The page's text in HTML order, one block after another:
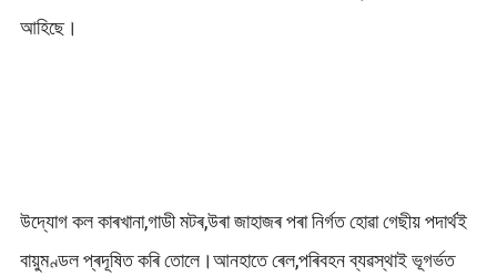
আহিছে।
উদ্যোগ কল কাৰখানা,গাডী মটৰ,উৰা জাহাজৰ পৰা নিৰ্গত হোৱা গেছীয় পদাৰ্থই
বায়ুমণ্ডল প্ৰদূষিত কৰি তোলে।আনহাতে ৰেল,পৰিবহন ব্যৱস্থাই ভূগৰ্ভত